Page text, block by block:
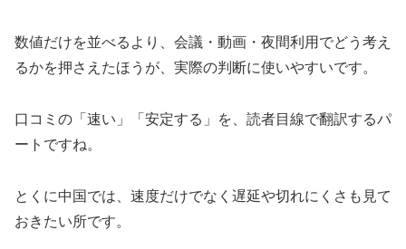
数値だけを並べるより、会議・動画・夜間利用でどう考え
るかを押さえたほうが、実際の判断に使いやすいです。
口コミの「速い」「安定する」を、読者目線で翻訳するパ
ートですね。
とくに中国では、速度だけでなく遅延や切れにくさも見て
おきたい所です。